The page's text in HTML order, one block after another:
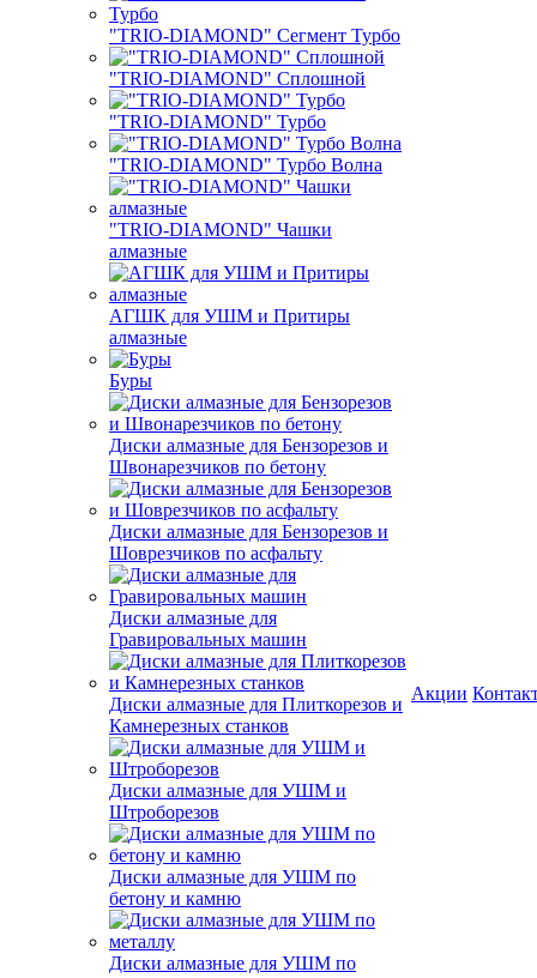
"TRIO-DIAMOND" Сегмент Турбо
"TRIO-DIAMOND" Сплошной
"TRIO-DIAMOND" Турбо
"TRIO-DIAMOND" Турбо Волна
"TRIO-DIAMOND" Чашки
алмазные
АГШК для УШМ и Притиры
алмазные
Буры
Диски алмазные для Бензорезов и
Швонарезчиков по бетону
Диски алмазные для Бензорезов и
Шоврезчиков по асфальту
Диски алмазные для
Гравировальных машин
Диски алмазные для Плиткорезов и
Камнерезных станков
Диски алмазные для УШМ и
Штроборезов
Диски алмазные для УШМ по
бетону и камню
Диски алмазные для УШМ по
Акции